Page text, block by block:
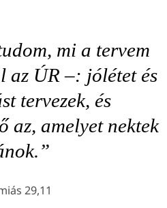
mi a tervem
az ÚR –: jólétet és
tervezek, és
az, amelyet nektek
29,11